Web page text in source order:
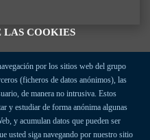
LAS COOKIES
por los sitios web del grupo
(ficheros de datos anónimos), las
de manera no intrusiva. Estos
y estudiar de forma anónima algunas
y acumulan datos que pueden ser
usted siga navegando por nuestro sitio